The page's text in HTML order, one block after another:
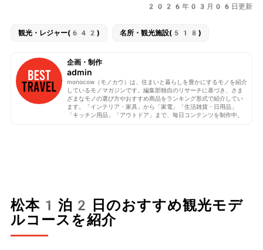
2026年03月06日更新
観光・レジャー(642) 名所・観光施設(518)
企画・制作
admin
monocow（モノカウ）は、住まいと暮らしを豊かにするモノを紹介
しているモノマガジンです。編集部独自のリサーチに基づき、さま
ざまなモノの選び方やおすすめ商品をランキング形式で紹介してい
ます。「インテリア・家具」から「家電」「生活雑貨・日用品」
「キッチン用品」「アウトドア」まで、毎日コンテンツを制作中。
松本1泊2日のおすすめ観光モデ
ルコースを紹介